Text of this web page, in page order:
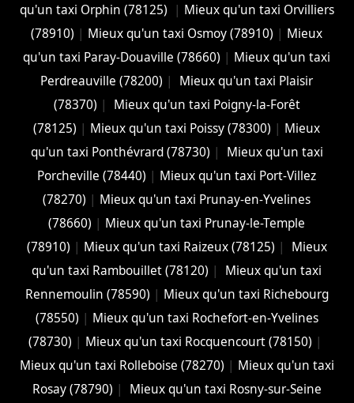
qu'un taxi Orphin (78125)
| Mieux qu'un taxi Orvilliers
(78910) | Mieux qu'un taxi Osmoy (78910) | Mieux
qu'un taxi Paray-Douaville (78660) | Mieux qu'un taxi
Perdreauville (78200) |
Mieux qu'un taxi Plaisir
(78370) |
Mieux qu'un taxi Poigny-la-Forêt
(78125) | Mieux qu'un taxi Poissy (78300) | Mieux
qu'un taxi Ponthévrard (78730) |
Mieux qu'un taxi
Porcheville (78440) | Mieux qu'un taxi Port-Villez
(78270) | Mieux qu'un taxi Prunay-en-Yvelines
(78660) | Mieux qu'un taxi Prunay-le-Temple
(78910) | Mieux qu'un taxi Raizeux (78125) |
Mieux
qu'un taxi Rambouillet (78120) |
Mieux qu'un taxi
Rennemoulin (78590) | Mieux qu'un taxi Richebourg
(78550) | Mieux qu'un taxi Rochefort-en-Yvelines
(78730) | Mieux qu'un taxi Rocquencourt (78150) |
Mieux qu'un taxi Rolleboise (78270) | Mieux qu'un taxi
Rosay (78790) |
Mieux qu'un taxi Rosny-sur-Seine